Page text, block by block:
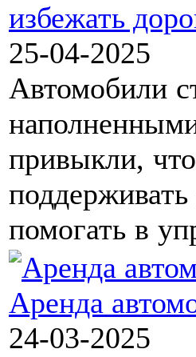
избежать
25-04-2025
Автомобили
привыкли,
помогать в
Аренда
24-03-2025